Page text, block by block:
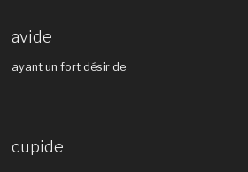
avide
ayant un fort désir de
cupide